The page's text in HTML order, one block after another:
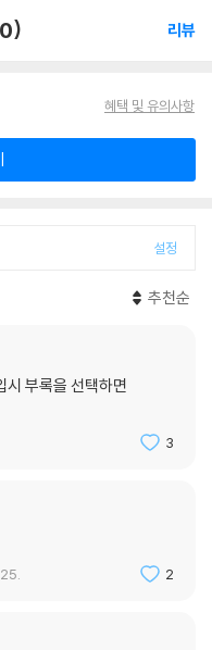
리뷰
혜택 및 유의사항
설정
추천순
시 부록을 선택하면
3
2